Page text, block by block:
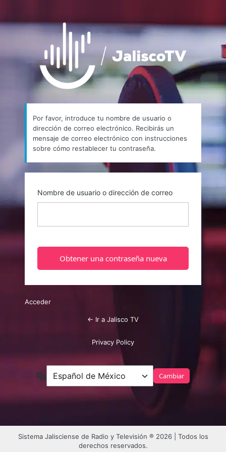
Contraseña
perdida
https://
Por favor, introduce tu nombre de usuario o
dirección de correo electrónico. Recibirás un
mensaje de correo electrónico con instrucciones
sobre cómo restablecer tu contraseña.
Nombre de usuario o dirección de correo
Acceder
← Ir a Jalisco TV
Privacy Policy
Idioma
Sistema Jalisciense de Radio y Televisión ® 2026 | Todos los
derechos reservados.